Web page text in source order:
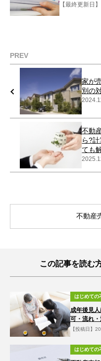
【最終更新日
PREV
家が
別の
不動
ら?
ても
不動産
この記事を読む
はじめての
成年後見
可・流れ
【投稿日】
はじめての